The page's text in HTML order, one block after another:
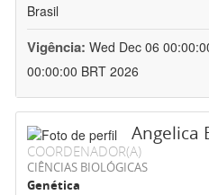
Brasil
Vigência: Wed Dec 06
00:00:00 BRT 2026
Angelica
COORDENADOR(A)
CIÊNCIAS BIOLÓGICAS
Genética